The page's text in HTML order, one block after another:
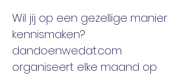
Wil jij op een gezellige manier
kennismaken?
dandoenwedat.com
organiseert elke maand op